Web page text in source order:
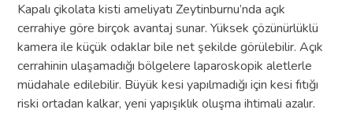
Kapalı çikolata kisti ameliyatı Zeytinburnu’nda açık
cerrahiye göre birçok avantaj sunar. Yüksek çözünürlüklü
kamera ile küçük odaklar bile net şekilde görülebilir. Açık
cerrahinin ulaşamadığı bölgelere laparoskopik aletlerle
müdahale edilebilir. Büyük kesi yapılmadığı için kesi fıtığı
riski ortadan kalkar, yeni yapışıklık oluşma ihtimali azalır.